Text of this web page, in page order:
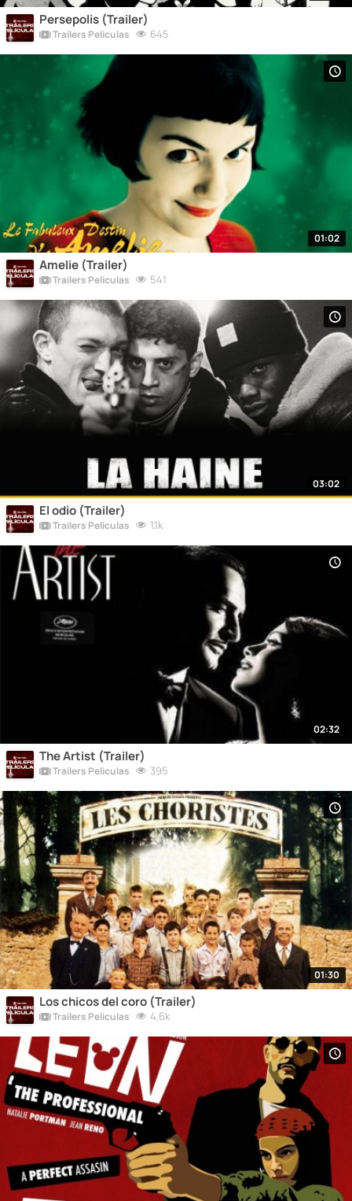
Persepolis (Trailer)
Trailers Peliculas 645
01:02
Amelie (Trailer)
Trailers Peliculas 541
03:02
El odio (Trailer)
Trailers Peliculas 1,1k
02:32
The Artist (Trailer)
Trailers Peliculas 395
01:30
Los chicos del coro (Trailer)
Trailers Peliculas 4,6k